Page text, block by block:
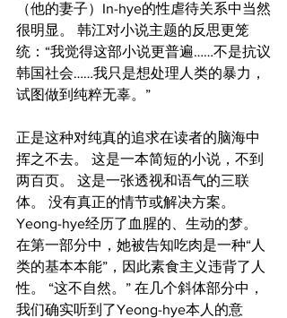
（他的妻子）In-hye的性虐待关系中当然
很明显。 韩江对小说主题的反思更笼
统：“我觉得这部小说更普遍……不是抗议
韩国社会……我只是想处理人类的暴力，
试图做到纯粹无辜。”
正是这种对纯真的追求在读者的脑海中
挥之不去。 这是一本简短的小说，不到
两百页。 这是一张透视和语气的三联
体。 没有真正的情节或解决方案。
Yeong-hye经历了血腥的、生动的梦。
在第一部分中，她被告知吃肉是一种“人
类的基本本能”，因此素食主义违背了人
性。 “这不自然。” 在几个斜体部分中，
我们确实听到了Yeong-hye本人的意